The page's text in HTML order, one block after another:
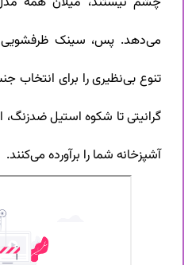
می‌دهد. پس، سینک ظرفشویی
تنوع بی‌نظیری را برای انتخاب
گرانیتی تا شکوه استیل
آشپزخانه شما را برآورده می‌کنند.